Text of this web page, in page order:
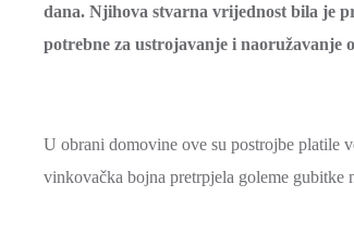
dana. Njihova stvarna vrijednost bila je
potrebne za ustrojavanje i naoružavanje
U obrani domovine ove su postrojbe platile
vinkovačka bojna pretrpjela goleme gubitke